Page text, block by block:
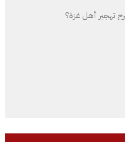
تهجير أهل غزة؟